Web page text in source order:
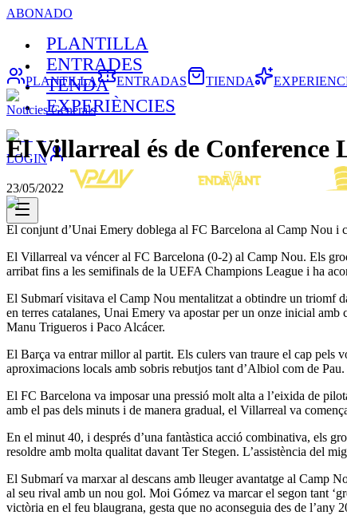
ABONADO
PLANTILLA
ENTRADES
TENDA
EXPERIÈNCIES
LOGIN
PLANTILLA ENTRADAS TIENDA
Noticies Generals
El Villarreal és de Conference
23/05/2022
El conjunt d’Unai Emery doblega al FC Barcelona al Camp Nou i
El Villarreal va véncer al FC Barcelona (0-2) al Camp Nou. Els
arribat fins a les semifinals de la UEFA Champions League i ha
El Submarí visitava el Camp Nou mentalitzat a obtindre un triomf
en terres catalanes, Unai Emery va apostar per un onze inicial
Manu Trigueros i Paco Alcácer.
El Barça va entrar millor al partit. Els culers van traure el cap pels
aproximacions locals amb sobris rebutjos tant d’Albiol com de Pau.
El FC Barcelona va imposar una pressió molt alta a l’eixida de
amb el pas dels minuts i de manera gradual, el Villarreal va
En el minut 40, i després d’una fantàstica acció combinativa, els
resoldre amb molta qualitat davant Ter Stegen. L’assistència del
El Submarí va marxar al descans amb lleuger avantatge al Camp
al seu rival amb un nou gol. Moi Gómez va marcar el segon tant
victòria en el feu blaugrana, gesta que no aconseguia des de l’any